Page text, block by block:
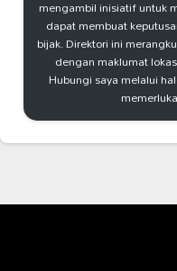
mengambil inisiatif untuk
dapat membuat
bijak. Direktori ini
dengan maklumat
Hubungi saya melalui